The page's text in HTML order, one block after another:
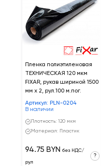
Пленка полиэтиленовая
ТЕХНИЧЕСКАЯ 120 мкм
FIXAR, рукав шириной 1500
мм х 2, рул.100 м.пог.
Артикул: PLN-0204
В наличии
Плотность: 120 мкм
Материал: Пластик
94.75 BYN без НДС/
рул
?